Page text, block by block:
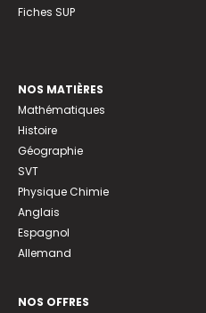
Fiches SUP
NOS MATIÈRES
Mathématiques
Histoire
Géographie
SVT
Physique Chimie
Anglais
Espagnol
Allemand
NOS OFFRES